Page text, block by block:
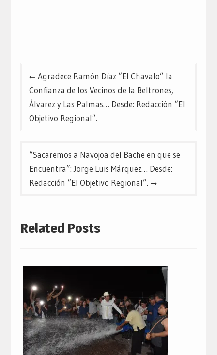
entradas
Agradece Ramón Díaz “El Chavalo” la
Confianza de los Vecinos de la Beltrones,
Álvarez y Las Palmas… Desde: Redacción “El
Objetivo Regional”.
“Sacaremos a Navojoa del Bache en que se
Encuentra”: Jorge Luis Márquez… Desde:
Redacción “El Objetivo Regional”.
Related Posts